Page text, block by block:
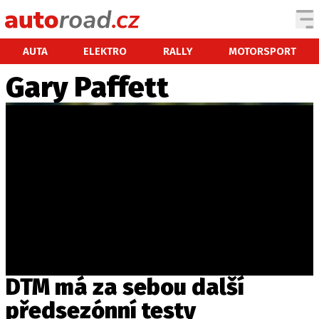
AUTA ELEKTRO RALLY MOTORSPORT
AUTA
TESTY AUT
NOVINKY
TUNING
PROFI
Gary Paffett
DTM má za sebou další
předsezónní testy